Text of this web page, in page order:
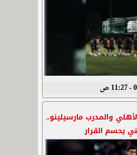
ص
والمدرب مارسيلينو..
يحسم القرار